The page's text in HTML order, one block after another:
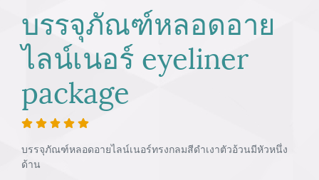
บรรจุภัณฑ์หลอดอาย
ไลน์เนอร์ eyeliner
package
บรรจุภัณฑ์หลอดอายไลน์เนอร์ทรงกลมสีดำเงาตัวอ้วนมีหัวหนึ่ง
ด้าน